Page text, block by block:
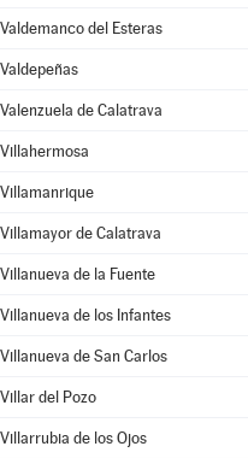
Valdemanco del Esteras
Valdepeñas
Valenzuela de Calatrava
Villahermosa
Villamanrique
Villamayor de Calatrava
Villanueva de la Fuente
Villanueva de los Infantes
Villanueva de San Carlos
Villar del Pozo
Villarrubia de los Ojos